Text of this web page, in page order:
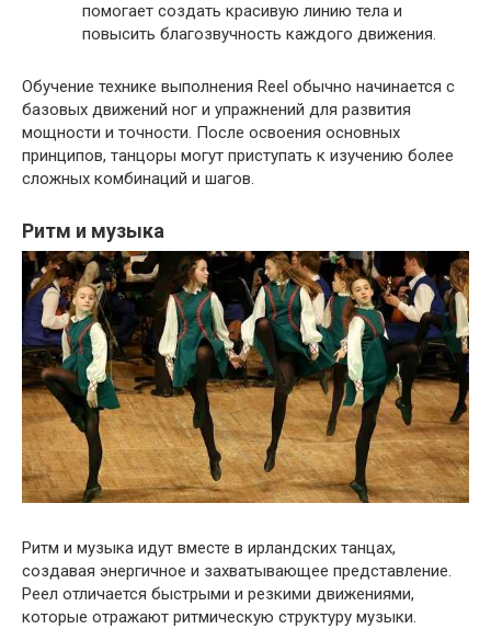
помогает создать красивую линию тела и
повысить благозвучность каждого движения.
Обучение технике выполнения Reel обычно начинается с
базовых движений ног и упражнений для развития
мощности и точности. После освоения основных
принципов, танцоры могут приступать к изучению более
сложных комбинаций и шагов.
Ритм и музыка
Ритм и музыка идут вместе в ирландских танцах,
создавая энергичное и захватывающее представление.
Реел отличается быстрыми и резкими движениями,
которые отражают ритмическую структуру музыки.